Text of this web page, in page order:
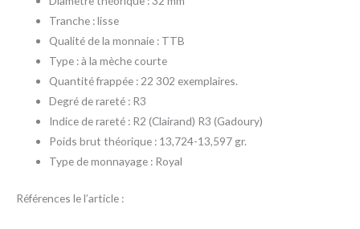
Tranche : lisse
Qualité de la monnaie : TTB
Type : à la mèche courte
Quantité frappée : 22 302 exemplaires.
Degré de rareté : R3
Indice de rareté : R2 (Clairand) R3 (Gadoury)
Poids brut théorique : 13,724-13,597 gr.
Type de monnayage : Royal
Références le l’article :